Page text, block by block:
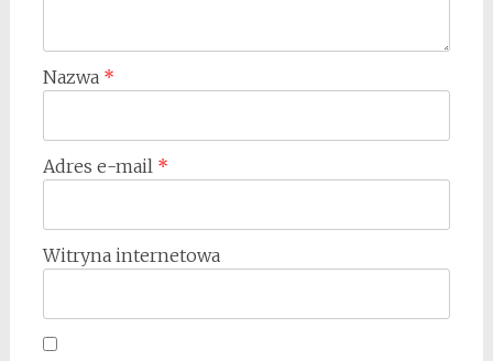
Nazwa *
Adres e-mail *
Witryna internetowa